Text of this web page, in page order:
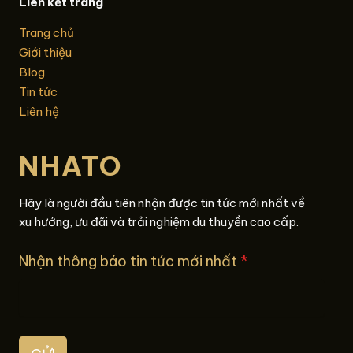
Trang chủ
Giới thiệu
Blog
Tin tức
Liên hệ
NHATO
Hãy là người đầu tiên nhận được tin tức mới nhất về
xu hướng, ưu đãi và trải nghiệm du thuyền cao cấp.
Nhận thông báo tin tức mới nhất *